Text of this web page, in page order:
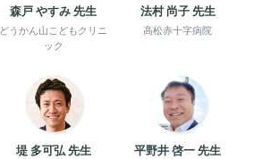
森戸 やすみ 先生
どうかん山こどもクリニ
ック
法村 尚子 先生
高松赤十字病院
堤 多可弘 先生 平野井 啓一 先生